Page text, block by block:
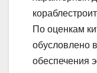
По оценкам
обусловлено
обеспечения